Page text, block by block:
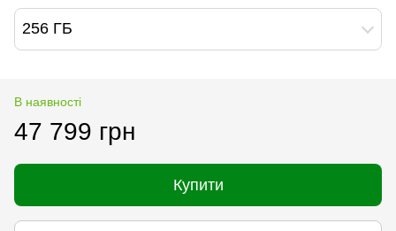
256 ГБ
В наявності
47 799 грн
Купити